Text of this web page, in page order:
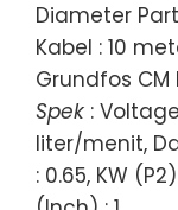
Diameter
Kabel : 10
Grundfos CM
Spek :
liter/menit,
: 0.65, KW